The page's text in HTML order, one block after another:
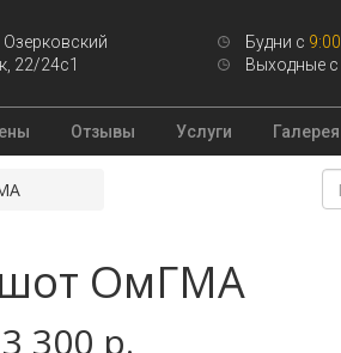
22/24с1
Будни с 9:00
Выходные с
Отзывы Услуги Галерея
ОмГМА
300 р.